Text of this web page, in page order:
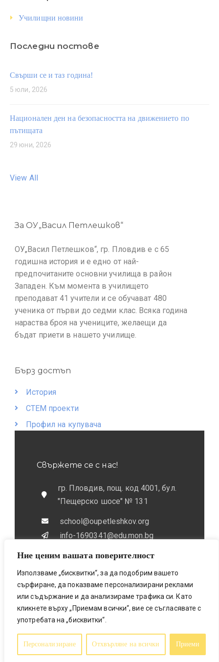
Ние ценим вашата поверителност
Използваме „бисквитки“, за да подобрим вашето
сърфиране, да показваме персонализирани реклами
или съдържание и да анализираме трафика си. Като
кликнете върху „Приемам всички“, вие се съгласявате с
употребата на „бисквитки“.
Персонализиране Отхвърляне на всички Приеми
Училищни новини
Последни постове
Свърши се и таз година!
5 юли, 2026
Национален ден на безопасността на движението по
пътищата
29 юни, 2026
View All
За ОУ„Васил Петлешков“
ОУ„Васил Петлешков“, гр. Пловдив е с 65
годишна история и е едно от най-
предпочитаните основни училища в район
Западен. Към момента в училището
преподават 41 учители и се обучават 480
ученика от първи до седми клас. Всяка година
нараства броя на учениците, желаещи да
бъдат приети в нашето училище.
Бърз достъп
История
СТЕМ проекти
Профил на купувача
Свържете се с нас!
гр. Пловдив, пощ. код 4001, бул.
"Пещерско шосе" № 131
school@oupetleshkov.org
info-1690341@edu.mon.bg
032 / 643 673
0884 / 787772
Bionicfox LTD- Designed & Made
© 2025 All Rights Reserved